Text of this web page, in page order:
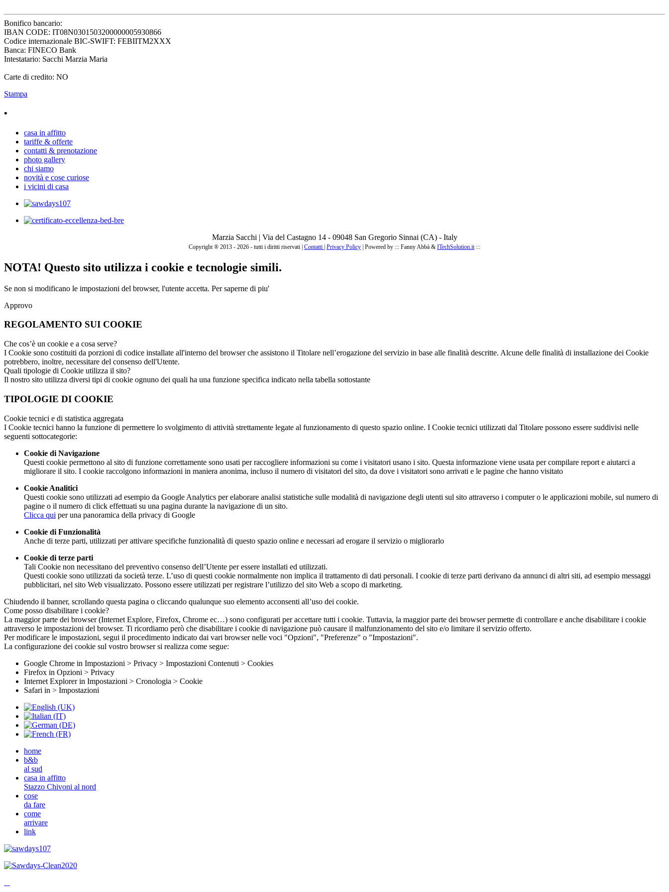
Bonifico bancario:
IBAN CODE: IT08N0301503200000005930866
Codice internazionale BIC-SWIFT: FEBIITM2XXX
Banca: FINECO Bank
Intestatario: Sacchi Marzia Maria
Carte di credito: NO
Stampa
•
casa in affitto
tariffe & offerte
contatti & prenotazione
photo gallery
chi siamo
novità e cose curiose
i vicini di casa
Marzia Sacchi | Via del Castagno 14 - 09048 San Gregorio Sinnai (CA) - Italy
Copyright ® 2013 - 2026 - tutti i diritti riservati | Contatti | Privacy Policy | Powered by ::: Fanny Abbà & ITechSolution.it:::
NOTA! Questo sito utilizza i cookie e tecnologie simili.
Se non si modificano le impostazioni del browser, l'utente accetta. Per saperne di piu'
Approvo
REGOLAMENTO SUI COOKIE
Che cos’è un cookie e a cosa serve?
I Cookie sono costituiti da porzioni di codice installate all'interno del browser che assistono il Titolare nell’erogazione del servizio in base alle finalità descritte. Alcune delle finalità di installazione dei Cookie
potrebbero, inoltre, necessitare del consenso dell'Utente.
Quali tipologie di Cookie utilizza il sito?
Il nostro sito utilizza diversi tipi di cookie ognuno dei quali ha una funzione specifica indicato nella tabella sottostante
TIPOLOGIE DI COOKIE
Cookie tecnici e di statistica aggregata
I Cookie tecnici hanno la funzione di permettere lo svolgimento di attività strettamente legate al funzionamento di questo spazio online. I Cookie tecnici utilizzati dal Titolare possono essere suddivisi nelle
seguenti sottocategorie:
Cookie di Navigazione
Questi cookie permettono al sito di funzione correttamente sono usati per raccogliere informazioni su come i visitatori usano i sito. Questa informazione viene usata per compilare report e aiutarci a
migliorare il sito. I cookie raccolgono informazioni in maniera anonima, incluso il numero di visitatori del sito, da dove i visitatori sono arrivati e le pagine che hanno visitato
Cookie Analitici
Questi cookie sono utilizzati ad esempio da Google Analytics per elaborare analisi statistiche sulle modalità di navigazione degli utenti sul sito attraverso i computer o le applicazioni mobile, sul numero di
pagine o il numero di click effettuati su una pagina durante la navigazione di un sito.
Clicca qui per una panoramica della privacy di Google
Cookie di Funzionalità
Anche di terze parti, utilizzati per attivare specifiche funzionalità di questo spazio online e necessari ad erogare il servizio o migliorarlo
Cookie di terze parti
Tali Cookie non necessitano del preventivo consenso dell’Utente per essere installati ed utilizzati.
Questi cookie sono utilizzati da società terze. L’uso di questi cookie normalmente non implica il trattamento di dati personali. I cookie di terze parti derivano da annunci di altri siti, ad esempio messaggi
pubblicitari, nel sito Web visualizzato. Possono essere utilizzati per registrare l’utilizzo del sito Web a scopo di marketing.
Chiudendo il banner, scrollando questa pagina o cliccando qualunque suo elemento acconsenti all’uso dei cookie.
Come posso disabilitare i cookie?
La maggior parte dei browser (Internet Explore, Firefox, Chrome ec…) sono configurati per accettare tutti i cookie. Tuttavia, la maggior parte dei browser permette di controllare e anche disabilitare i cookie
attraverso le impostazioni del browser. Ti ricordiamo però che disabilitare i cookie di navigazione può causare il malfunzionamento del sito e/o limitare il servizio offerto.
Per modificare le impostazioni, segui il procedimento indicato dai vari browser nelle voci "Opzioni", "Preferenze" o "Impostazioni".
La configurazione dei cookie sul vostro browser si realizza come segue:
Google Chrome in Impostazioni > Privacy > Impostazioni Contenuti > Cookies
Firefox in Opzioni > Privacy
Internet Explorer in Impostazioni > Cronologia > Cookie
Safari in > Impostazioni
home
b&b
al sud
casa in affitto
Stazzo Chivoni al nord
cose
da fare
come
arrivare
link